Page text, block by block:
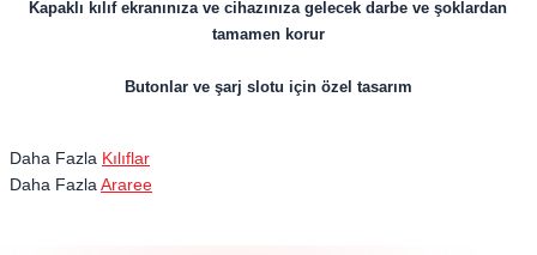
Kapaklı kılıf ekranınıza ve cihazınıza gelecek darbe ve şoklardan
tamamen korur
Butonlar ve şarj slotu için özel tasarım
Daha Fazla Kılıflar
Daha Fazla Araree